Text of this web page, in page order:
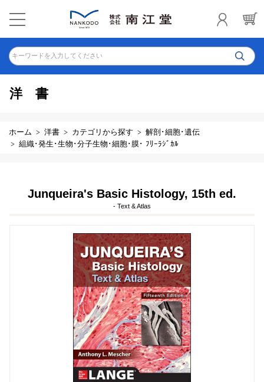
キーワードを入力してください
洋書
ホーム 洋書 カテゴリから探す
解剖･細胞･遺伝
組織･発生･生物･分子生物･細胞･膜･ ﾌﾘｰﾗｼﾞｶﾙ
Junqueira's Basic Histology, 15th ed.
- Text & Atlas